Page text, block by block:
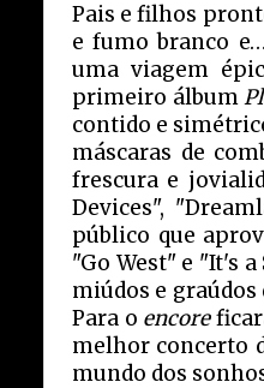
Pais e filhos
e fumo branco
uma viagem
primeiro álbum
contido e
máscaras de
frescura e
Devices",
público que
"Go West" e "It's
miúdos e
Para o encore
melhor concerto
mundo dos